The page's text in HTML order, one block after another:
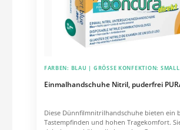
Einmalhandschuhe Nitril, puderfrei
FARBEN: BLAU | GRÖSSE KONFEKTION: SMALL
Diese Dünnfilmnitrilhandschuhe bieten ein
Tastempfinden und hohen Tragekomfort.